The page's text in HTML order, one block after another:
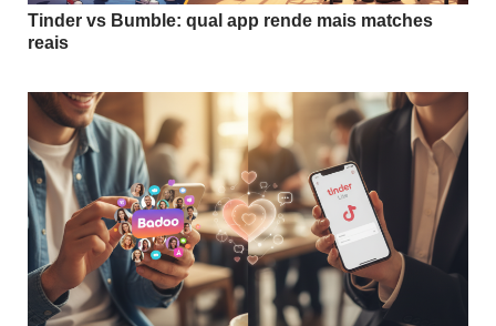
Tinder vs Bumble: qual app rende mais matches
reais